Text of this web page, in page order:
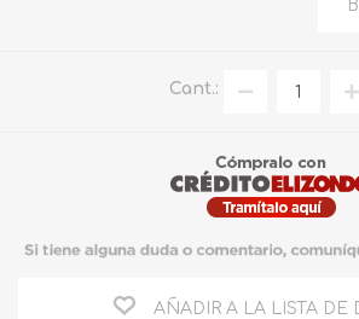
Cant.:
AÑADIR A LA LISTA DE